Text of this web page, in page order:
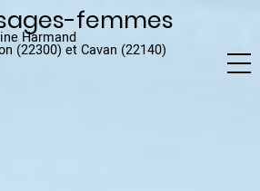
femmes
Harmand
(22300) et Cavan (22140)